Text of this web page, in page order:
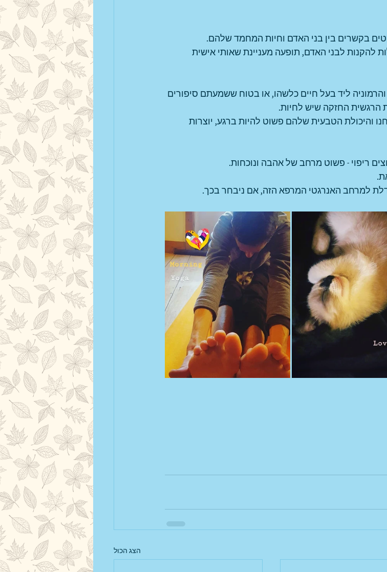
בקשרים בין בני האדם וחיות המחמד שלהם.
להקנות לבני האדם, תופעה מעניינת שאותי אישית
ליד בעל חיים כלשהו, או בטוח ששמעתם סיפורים
הרגשית החזקה שיש לחיות.
והיכולת הטבעית שלהם פשוט להיות ברגע, יוצרות
ריפוי - פשוט מרחב של אהבה ונוכחות.
למרחב האנרגטי המרפא הזה, אם ניבחר בכך.
הצג הכול